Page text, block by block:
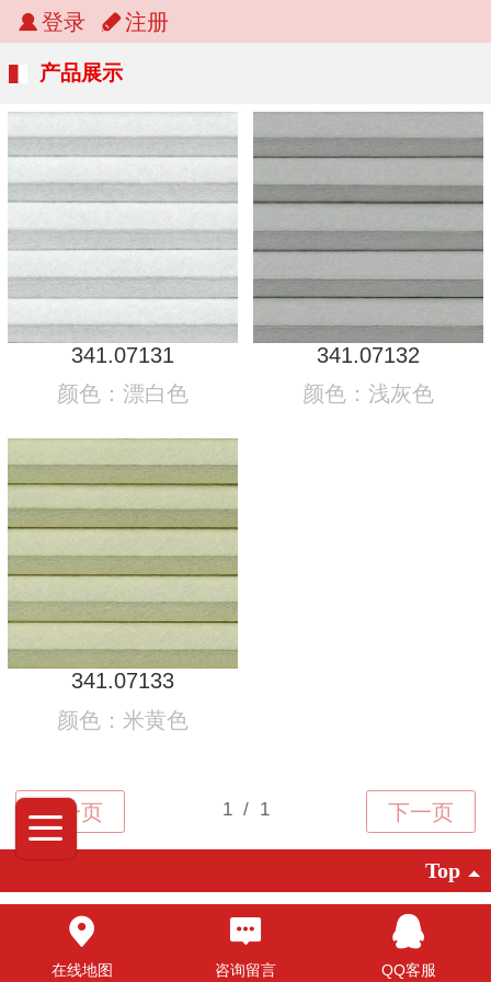
登录 注册
产品展示
341.07131
颜色：漂白色
341.07132
颜色：浅灰色
341.07133
颜色：米黄色
Top
©2025 广东创明遮阳科技有限公司 版权
在线地图 咨询留言 QQ客服